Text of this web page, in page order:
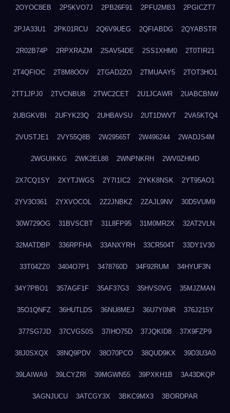
2OYOC8EB 2P5KVO7J 2PB26F91 2PFU2MB3 2PGICZT7
2PJA33U1 2PK01RCU 2Q6V9UEG 2QFIABDG 2QYABSTR
2R02B74P 2RPXRAZM 2SAV54DE 2SS1XHM0 2T0TIR21
2T4QFIOC 2T8M8OOV 2TGAD2ZO 2TMUAAY5 2TOT3HO1
2TT1JPJ0 2TVCNBU8 2TWC2CET 2U1JCAWR 2UABCBNW
2UBGKVBI 2UFYK23Q 2UHBAVSU 2UT1DWVT 2VA5KTQ4
2VUSTJE1 2VY55Q8B 2W29565T 2W496244 2WADJS4M
2WGUIKKG 2WK2EL88 2WNPNKRH 2WV0ZHMD
2X7CQ1SY 2XYTJWGS 2Y7I1IC2 2YKK8NSK 2YT95AO1
2YV3O361 2YXVOCOL 2Z2JNBKZ 2ZAJL9NV 30D5VUM9
30W729OG 31BVSCBT 31L8FP95 31M0MR2X 32AT2VLN
32MATDBP 336RPFHA 33ANXYRH 33CR504T 33DY1V30
33T04ZZ0 3404O7P1 3478760D 34F92RUM 34HYUF3N
34Y7PBO1 357AGF1F 35AF37G3 35HVS0VG 35MJZMAN
35O1QNFZ 36HUTLDS 36NU8MEJ 36U7Y0NR 376J215Y
377SG7JD 37CVGS0S 37IHO75D 37JQKID8 37X9FZP9
38J0SXQX 38NQ9PDV 38O70PCO 38QUD9KX 39D3U3A0
39LAIWA9 39LCYZRI 39MGWN55 39PXKH1B 3A43DKQP
3AGNJUCU 3ATCGY3X 3BKC9MX3 3BORDPAR